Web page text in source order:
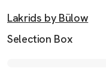
Produktbilder
Hoppa över bildspelet
Lakrids by Bülow
Selection Box
Produktinformation